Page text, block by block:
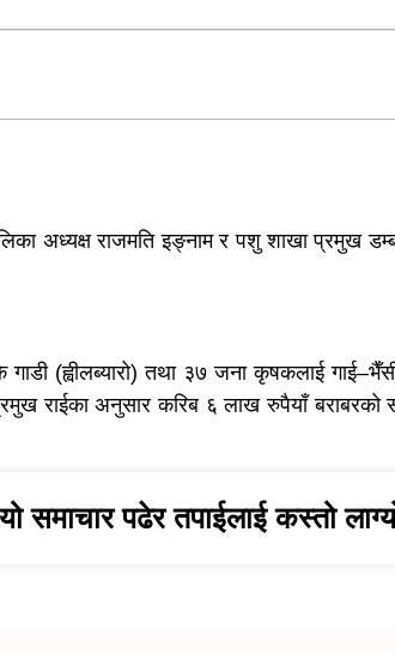
अध्यक्ष राजमति इङ्नाम र पशु शाखा प्रमुख
(ह्वीलब्यारो) तथा ३७ जना कृषकलाई
राईका अनुसार करिब ६ लाख रुपैयाँ बराबरको
समाचार पढेर तपाईलाई कस्तो